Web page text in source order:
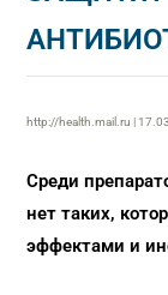
http://health.mail.ru |
Среди
нет таких,
эффектами и